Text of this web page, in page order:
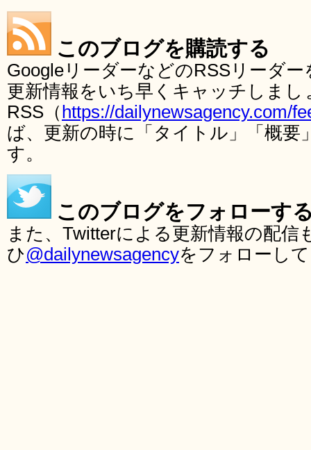
このブログを購読する
GoogleリーダーなどのRSSリーダ
更新情報をいち早くキャッチしま
RSS（ https://dailynewsagency.com/
ば、更新の時に「タイトル」「概要
す。
このブログをフォローす
また、Twitterによる更新情報の配
ひ@dailynewsagencyをフォローし